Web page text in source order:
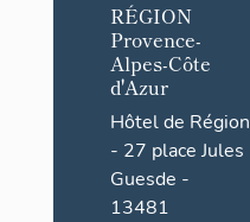
RÉGION
Provence-
Alpes-Côte
d'Azur
Hôtel de Région
- 27 place Jules
Guesde -
13481